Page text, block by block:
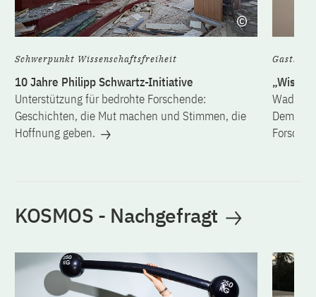
Schwerpunkt Wissenschaftsfreiheit
10 Jahre Philipp Schwartz-Initiative
Unterstützung für bedrohte Forschende:
Geschichten, die Mut machen und Stimmen, die
Hoffnung geben.
KOSMOS - Nachgefragt